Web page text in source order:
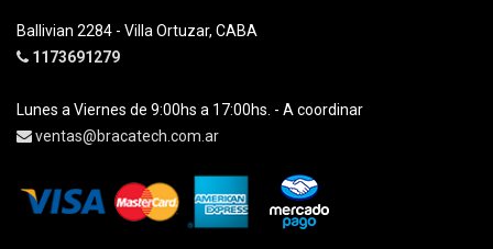
Ballivian 2284 - Villa Ortuzar, CABA
1173691279
Lunes a Viernes de 9:00hs a 17:00hs. - A coordinar
ventas@bracatech.com.ar